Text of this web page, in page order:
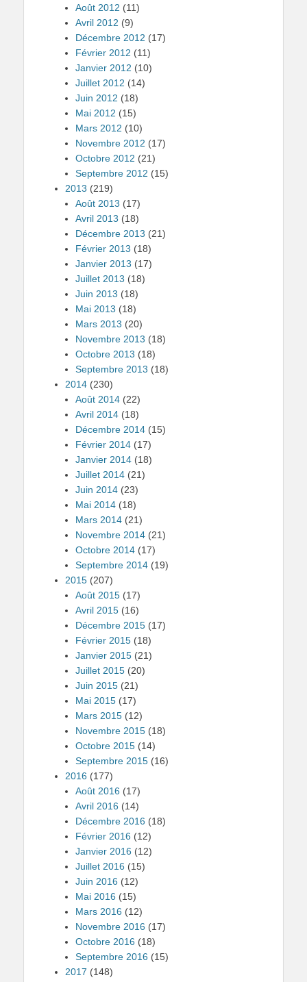
Août 2012 (11)
Avril 2012 (9)
Décembre 2012 (17)
Février 2012 (11)
Janvier 2012 (10)
Juillet 2012 (14)
Juin 2012 (18)
Mai 2012 (15)
Mars 2012 (10)
Novembre 2012 (17)
Octobre 2012 (21)
Septembre 2012 (15)
2013 (219)
Août 2013 (17)
Avril 2013 (18)
Décembre 2013 (21)
Février 2013 (18)
Janvier 2013 (17)
Juillet 2013 (18)
Juin 2013 (18)
Mai 2013 (18)
Mars 2013 (20)
Novembre 2013 (18)
Octobre 2013 (18)
Septembre 2013 (18)
2014 (230)
Août 2014 (22)
Avril 2014 (18)
Décembre 2014 (15)
Février 2014 (17)
Janvier 2014 (18)
Juillet 2014 (21)
Juin 2014 (23)
Mai 2014 (18)
Mars 2014 (21)
Novembre 2014 (21)
Octobre 2014 (17)
Septembre 2014 (19)
2015 (207)
Août 2015 (17)
Avril 2015 (16)
Décembre 2015 (17)
Février 2015 (18)
Janvier 2015 (21)
Juillet 2015 (20)
Juin 2015 (21)
Mai 2015 (17)
Mars 2015 (12)
Novembre 2015 (18)
Octobre 2015 (14)
Septembre 2015 (16)
2016 (177)
Août 2016 (17)
Avril 2016 (14)
Décembre 2016 (18)
Février 2016 (12)
Janvier 2016 (12)
Juillet 2016 (15)
Juin 2016 (12)
Mai 2016 (15)
Mars 2016 (12)
Novembre 2016 (17)
Octobre 2016 (18)
Septembre 2016 (15)
2017 (148)